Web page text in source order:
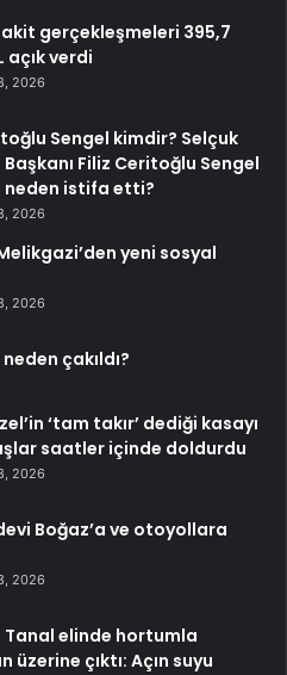
gerçekleşmeleri 395,7
açık verdi
2026
Sengel kimdir? Selçuk
Filiz Ceritoğlu Sengel
neden istifa etti?
2026
yeni sosyal
2026
çakıldı?
‘tam takır’ dediği kasayı
saatler içinde doldurdu
2026
Boğaz’a ve otoyollara
2026
Tanal elinde hortumla
üzerine çıktı: Açın suyu